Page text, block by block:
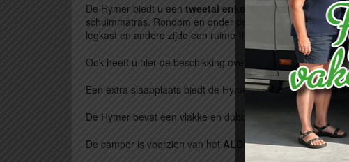
De Hymer biedt u een tweetal enkele bedden(207/ 202 x
schuimmatras. Rondom en onder de bedden, heeft u de
legkast en andere zijde een ruime “lift” hangkast.
Ook heeft u hier de beschikking over een
2e tft tv
Een extra slaapplaats biedt de Hymer u boven de cabine.
De Hymer bevat een vlakke en dubbele bodem met veel
De camper is voorzien van het ALDE met ringverwarming